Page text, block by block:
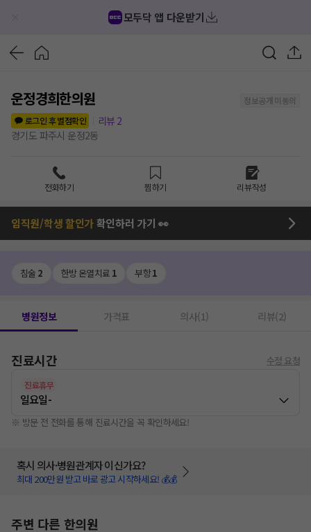
모두닥 앱 다운받기
운정경희한의원
정보공개 미동의
로그인 후 별점확인
리뷰 2
경기도 파주시 운정2동
전화하기 찜하기 리뷰작성
임직원/학생 할인가확인하러 가기 👀
침술 2 한방 온열치료 1 부항1
병원정보 가격표 의사(1) 리뷰(2)
진료시간 수정 요청
진료휴무
일요일-
※ 방문 전 전화를 통해 진료시간을 꼭 확인하세요!
혹시 의사·병원관계자 이신가요?
최대 200만원 받고 바로 광고 시작하세요! 💰💰
주변 다른 한의원